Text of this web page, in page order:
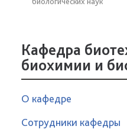
Кафедра
биохимии и
О кафедре
Сотрудники кафедры